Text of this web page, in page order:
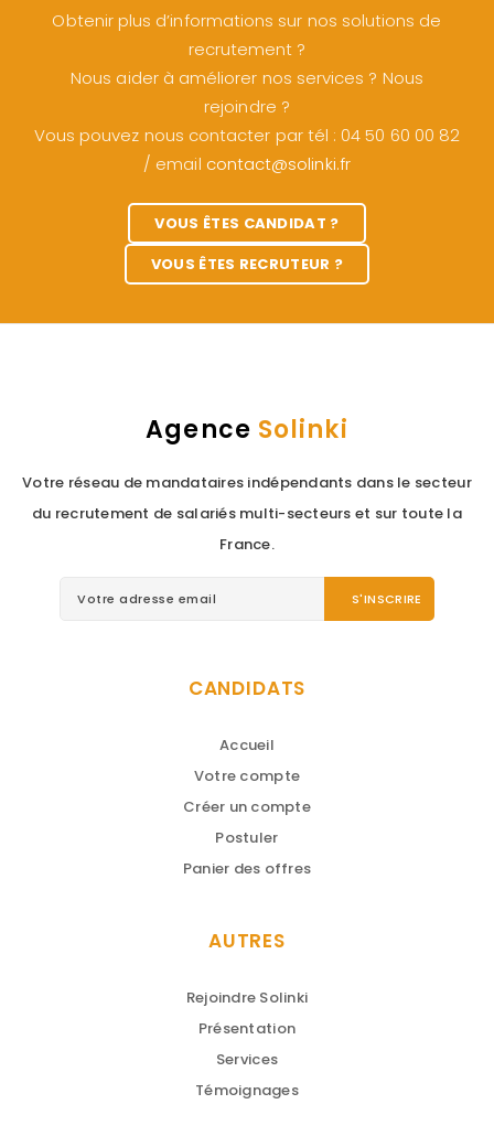
Obtenir plus d’informations sur nos solutions de
recrutement ?
Nous aider à améliorer nos services ? Nous
rejoindre ?
Vous pouvez nous contacter par tél : 04 50 60 00 82
/ email contact@solinki.fr
VOUS ÊTES CANDIDAT ?
VOUS ÊTES RECRUTEUR ?
Agence Solinki
Votre réseau de mandataires indépendants dans le secteur
du recrutement de salariés multi-secteurs et sur toute la
France.
CANDIDATS
Accueil
Votre compte
Créer un compte
Postuler
Panier des offres
AUTRES
Rejoindre Solinki
Présentation
Services
Témoignages